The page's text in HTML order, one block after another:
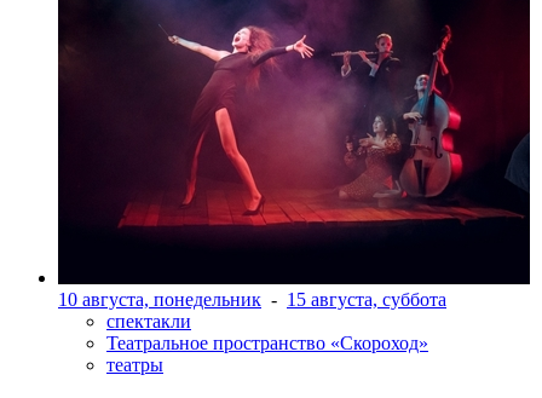
10 августа, понедельник - 15 августа, суббота
спектакли
Театральное пространство «Скороход»
театры